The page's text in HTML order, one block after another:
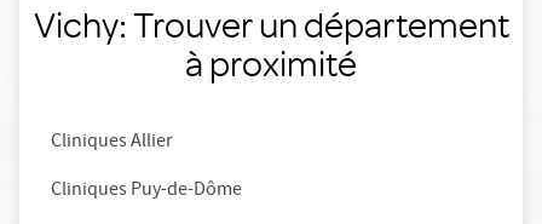
Vichy: Trouver un département
à proximité
Cliniques Allier
Cliniques Puy-de-Dôme